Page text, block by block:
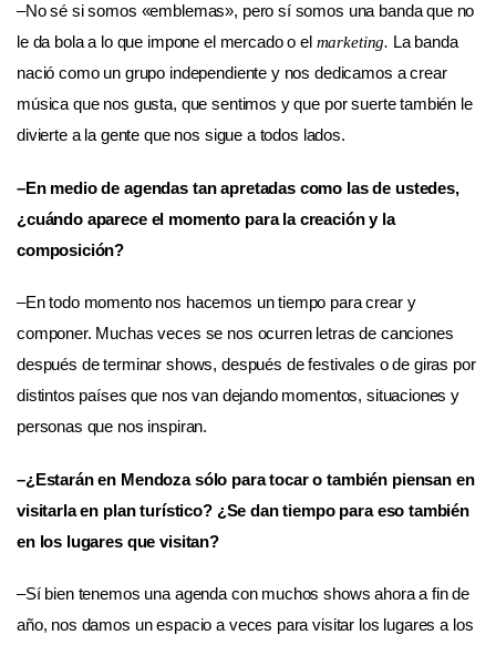
–No sé si somos «emblemas», pero sí somos una banda que no
le da bola a lo que impone el mercado o el marketing. La banda
nació como un grupo independiente y nos dedicamos a crear
música que nos gusta, que sentimos y que por suerte también le
divierte a la gente que nos sigue a todos lados.
–En medio de agendas tan apretadas como las de ustedes,
¿cuándo aparece el momento para la creación y la
composición?
–En todo momento nos hacemos un tiempo para crear y
componer. Muchas veces se nos ocurren letras de canciones
después de terminar shows, después de festivales o de giras por
distintos países que nos van dejando momentos, situaciones y
personas que nos inspiran.
–¿Estarán en Mendoza sólo para tocar o también piensan en
visitarla en plan turístico? ¿Se dan tiempo para eso también
en los lugares que visitan?
–Sí bien tenemos una agenda con muchos shows ahora a fin de
año, nos damos un espacio a veces para visitar los lugares a los